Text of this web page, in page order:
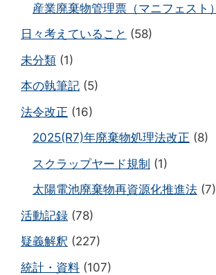
産業廃棄物管理票（マニフェスト）
日々考えていること (58)
未分類 (1)
本の執筆記 (5)
法令改正 (16)
2025(R7)年廃棄物処理法改正 (8)
スクラップヤード規制 (1)
太陽電池廃棄物再資源化推進法 (7)
活動記録 (78)
疑義解釈 (227)
統計・資料 (107)